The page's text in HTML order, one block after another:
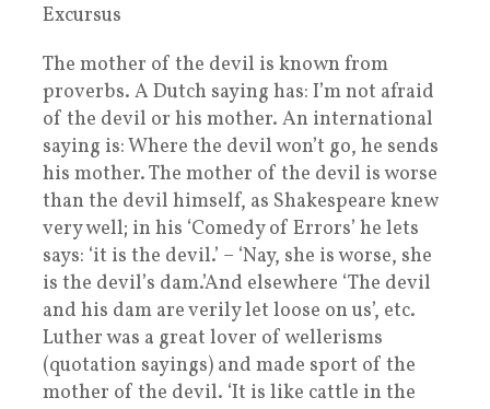
Excursus
The mother of the devil is known from
proverbs. A Dutch saying has: I’m not afraid
of the devil or his mother. An international
saying is: Where the devil won’t go, he sends
his mother. The mother of the devil is worse
than the devil himself, as Shakespeare knew
very well; in his ‘Comedy of Errors’ he lets
says: ‘it is the devil.’ – ‘Nay, she is worse, she
is the devil’s dam.’And elsewhere ‘The devil
and his dam are verily let loose on us’, etc.
Luther was a great lover of wellerisms
(quotation sayings) and made sport of the
mother of the devil. ‘It is like cattle in the